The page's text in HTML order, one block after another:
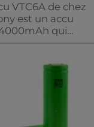
VTC6A de chez
est un accu
qui
parfaitement
améliorée des
elle est plus
et encore plus